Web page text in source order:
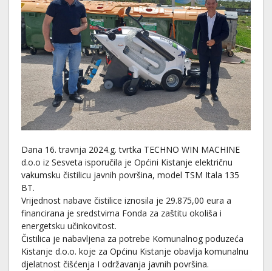
Dana 16. travnja 2024.g. tvrtka TECHNO WIN MACHINE
d.o.o iz Sesveta isporučila je Općini Kistanje električnu
vakumsku čistilicu javnih površina, model TSM Itala 135
BT.
Vrijednost nabave čistilice iznosila je 29.875,00 eura a
financirana je sredstvima Fonda za zaštitu okoliša i
energetsku učinkovitost.
Čistilica je nabavljena za potrebe Komunalnog poduzeća
Kistanje d.o.o. koje za Općinu Kistanje obavlja komunalnu
djelatnost čišćenja I održavanja javnih površina.